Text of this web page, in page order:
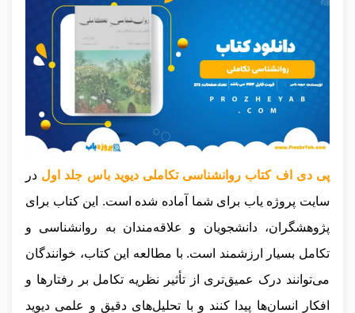
پی دی اف کتاب روانشناسی تکاملی دیوید باس جلد اول در
سایت پروژه یاب برای شما آماده شده است. این کتاب برای
پژوهشگران، دانشجویان و علاقه‌مندان به روانشناسی و
تکامل بسیار ارزشمند است. با مطالعه این کتاب، خوانندگان
می‌توانند درک عمیق‌تری از تأثیر نظریه تکامل بر رفتارها و
افکار انسان‌ها پیدا کنند و با تحلیل‌های دقیق و علمی دیوید